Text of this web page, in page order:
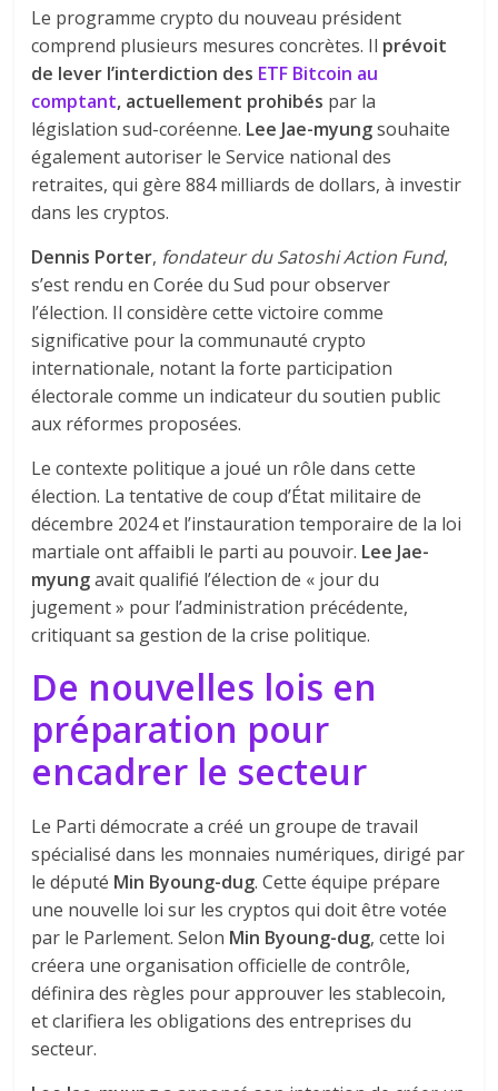
Le programme crypto du nouveau président
comprend plusieurs mesures concrètes. Il prévoit
de lever l’interdiction des ETF Bitcoin au
comptant, actuellement prohibés par la
législation sud-coréenne. Lee Jae-myungsouhaite
également autoriser le Service national des
retraites, qui gère 884 milliards de dollars, à investir
dans les cryptos.
Dennis Porter, fondateur du Satoshi Action Fund,
s’est rendu en Corée du Sud pour observer
l’élection. Il considère cette victoire comme
significative pour la communauté crypto
internationale, notant la forte participation
électorale comme un indicateur du soutien public
aux réformes proposées.
Le contexte politique a joué un rôle dans cette
élection. La tentative de coup d’État militaire de
décembre 2024 et l’instauration temporaire de la loi
martiale ont affaibli le parti au pouvoir. Lee Jae-
myungavait qualifié l’élection de « jour du
jugement » pour l’administration précédente,
critiquant sa gestion de la crise politique.
De nouvelles lois en
préparation pour
encadrer le secteur
Le Parti démocrate a créé un groupe de travail
spécialisé dans les monnaies numériques, dirigé par
le député Min Byoung-dug. Cette équipe prépare
une nouvelle loi sur les cryptos qui doit être votée
par le Parlement. Selon Min Byoung-dug, cette loi
créera une organisation officielle de contrôle,
définira des règles pour approuver les stablecoin,
et clarifiera les obligations des entreprises du
secteur.